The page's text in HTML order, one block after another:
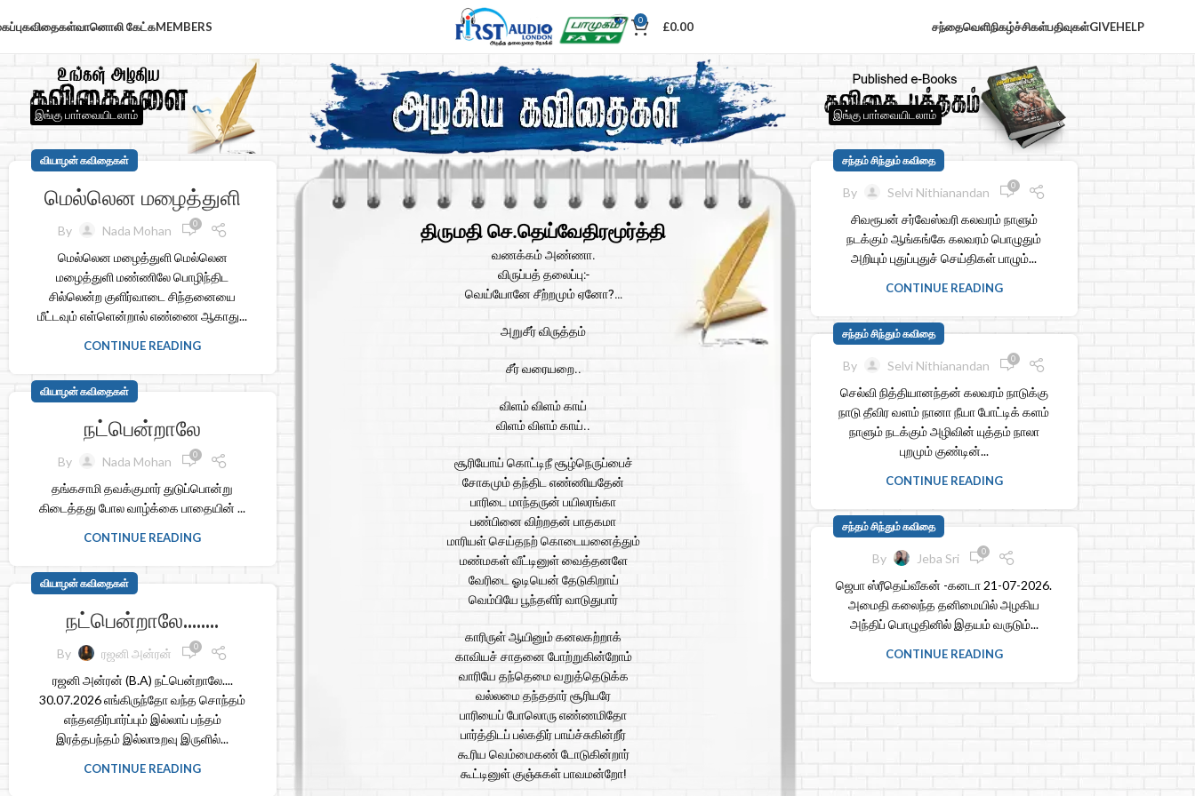
கவிதைகள்வானொலி கேட்கMEMBERS 0 £0.00 சந்தைவெளிநிகழ்ச்சிகள்பதிவுகள்GIVEHELP
இங்கு பாா்வையிடலாம் இங்கு பாா்வையிடலாம்
வியாழன் கவிதைகள்
மெல்லென மழைத்துளி
By Nada Mohan 0
மெல்லென மழைத்துளி மெல்லென
மழைத்துளி மண்ணிலே பொழிந்திட
சில்லென்ற குளிர்வாடை சிந்தனையை
மீட்டவும் எள்ளென்றால் எண்ணை ஆகாது...
CONTINUE READING
வியாழன் கவிதைகள்
நட்பென்றாலே
By Nada Mohan 0
தங்கசாமி தவக்குமார் துடுப்பொன்று
கிடைத்தது போல வாழ்க்கை பாதையின் ...
CONTINUE READING
வியாழன் கவிதைகள்
நட்பென்றாலே……..
By ரஜனி அன்ரன் 0
ரஜனி அன்ரன் (B.A) நட்பென்றாலே....
30.07.2026 எங்கிருந்தோ வந்த சொந்தம்
எந்தஎதிர்பார்ப்பும் இல்லாப் பந்தம்
இரத்தபந்தம் இல்லாஉறவு இருளில்...
CONTINUE READING
திருமதி செ.தெய்வேதிரமூர்த்தி
வணக்கம் அண்ணா.
விருப்பத் தலைப்பு:-
வெய்யோனே சீற்றமும் ஏனோ?…
அறுசீர் விருத்தம்
சீர் வரையறை..
விளம் விளம் காய்
விளம் விளம் காய்..
சூரியோய் கொட்டிநீ சூழ்நெருப்பைச்
சோகமும் தந்திட எண்ணியதேன்
பாரிடை மாந்தருன் பயிலரங்கா
பண்பினை விற்றதன் பாதகமா
மாரியள் செய்தநற் கொடையனைத்தும்
மண்மகள் வீட்டினுள் வைத்தனளே
வேரிடை ஓடியென் தேடுகிறாய்
வெம்பியே பூந்தளிர் வாடுதுபார்
காரிருள் ஆயினும் கனலகற்றாக்
காவியச் சாதனை போற்றுகின்றோம்
வாரியே தந்தெமை வறுத்தெடுக்க
வல்லமை தந்ததார் சூரியரே
பாரியைப் போலொரு எண்ணமிதோ
பார்த்திடப் பல்கதிர் பாய்ச்சுகின்றீர்
கூரிய வெம்மைகண் டோடுகின்றார்
கூட்டினுள் குஞ்சுகள் பாவமன்றோ!
சந்தம் சிந்தும் கவிதை
By Selvi Nithianandan 0
சிவரூபன் சர்வேஸ்வரி கலவரம் நாளும்
நடக்கும் ஆங்கங்கே கலவரம் பொழுதும்
அறியும் புதுப்புதுச் செய்திகள் பாழும்...
CONTINUE READING
சந்தம் சிந்தும் கவிதை
By Selvi Nithianandan 0
செல்வி நித்தியானந்தன் கலவரம் நாடுக்கு
நாடு தீவிர வளம் நானா நீயா போட்டிக் களம்
நாளும் நடக்கும் அழிவின் யுத்தம் நாலா
புறமும் குண்டின்...
CONTINUE READING
சந்தம் சிந்தும் கவிதை
By Jeba Sri 0
ஜெபா ஸ்ரீதெய்வீகன் -கனடா 21-07-2026.
அமைதி கலைந்த தனிமையில் அழகிய
அந்திப் பொழுதினில் இதயம் வருடும்...
CONTINUE READING